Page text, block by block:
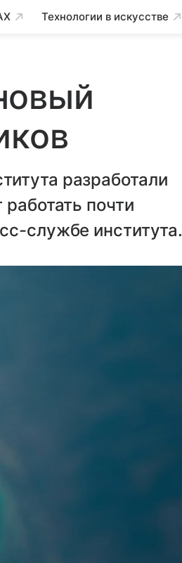
Технологии в искусстве
разработали
почти
службе института.